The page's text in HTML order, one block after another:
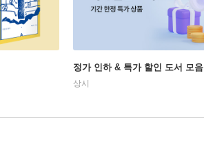
정가 인하 & 특가 할인 도서 모음
상시